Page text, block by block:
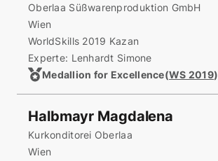
Oberlaa Süßwarenproduktion GmbH
Wien
WorldSkills 2019 Kazan
Experte: Lenhardt Simone
Medallion for Excellence(WS 2019)
Halbmayr Magdalena
Kurkonditorei Oberlaa
Wien